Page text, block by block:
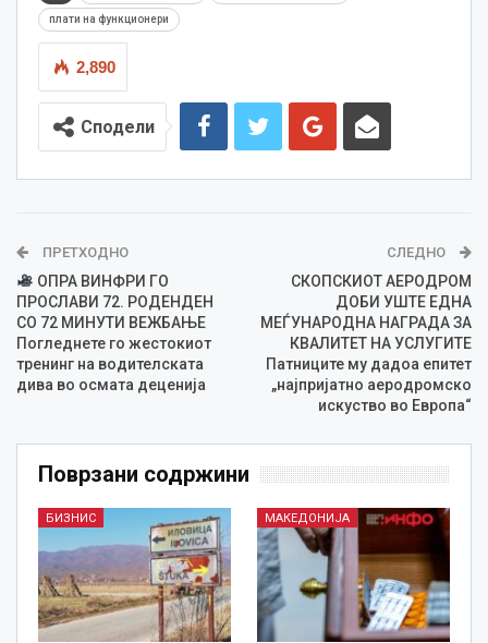
плати на функционери
2,890
Сподели
ПРЕТХОДНО
ОПРА ВИНФРИ ГО
ПРОСЛАВИ 72. РОДЕНДЕН
СО 72 МИНУТИ ВЕЖБАЊЕ
Погледнете го жестокиот
тренинг на водителската
дива во осмата деценија
СЛЕДНО
СКОПСКИОТ АЕРОДРОМ
ДОБИ УШТЕ ЕДНА
МЕЃУНАРОДНА НАГРАДА ЗА
КВАЛИТЕТ НА УСЛУГИТЕ
Патниците му дадоа епитет
„најпријатно аеродромско
искуство во Европа“
Поврзани содржини
БИЗНИС МАКЕДОНИЈА